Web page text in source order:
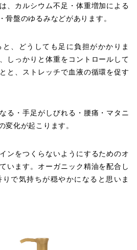
、カルシウム不足・体重増加による
骨盤のゆるみなどがあります。
、どうしても足に負担がかかりま
しっかりと体重をコントロールして
と、ストレッチで血液の循環を促す
る・手足がしびれる・腰痛・マタニ
変化が起こります。
ンをつくらないようにするためのオ
います。オーガニック精油を配合し
で気持ちが穏やかになると思いま